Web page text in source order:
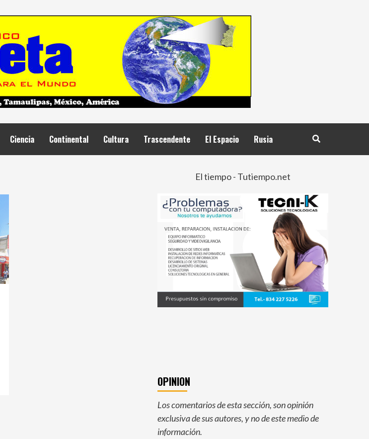
Ciencia Continental Cultura Trascendente El Espacio Rusia
El tiempo - Tutiempo.net
OPINION
Los comentarios de esta sección, son opinión
exclusiva de sus autores, y no de este medio de
información.